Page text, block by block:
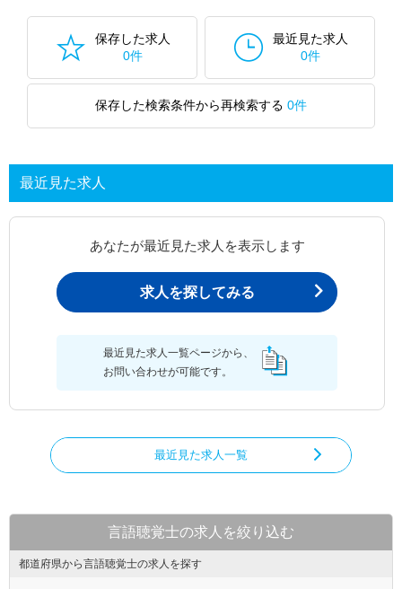
保存した求人
0件
最近見た求人
0件
保存した検索条件から再検索する 0件
最近見た求人
あなたが最近見た求人を表示します
求人を探してみる
最近見た求人一覧ページから、
お問い合わせが可能です。
最近見た求人一覧
言語聴覚士の求人を絞り込む
都道府県から言語聴覚士の求人を探す